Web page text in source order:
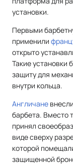
установки.
Первыми
применили
открыто
Такие установки
защиту для
внутри кольца.
Англичане
барбета. Вместо
принял
виде сверху
которой
защищенной